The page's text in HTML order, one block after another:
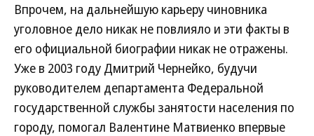
Впрочем, на дальнейшую карьеру чиновника
уголовное дело никак не повлияло и эти факты в
его официальной биографии никак не отражены.
Уже в 2003 году Дмитрий Чернейко, будучи
руководителем департамента Федеральной
государственной службы занятости населения по
городу, помогал Валентине Матвиенко впервые